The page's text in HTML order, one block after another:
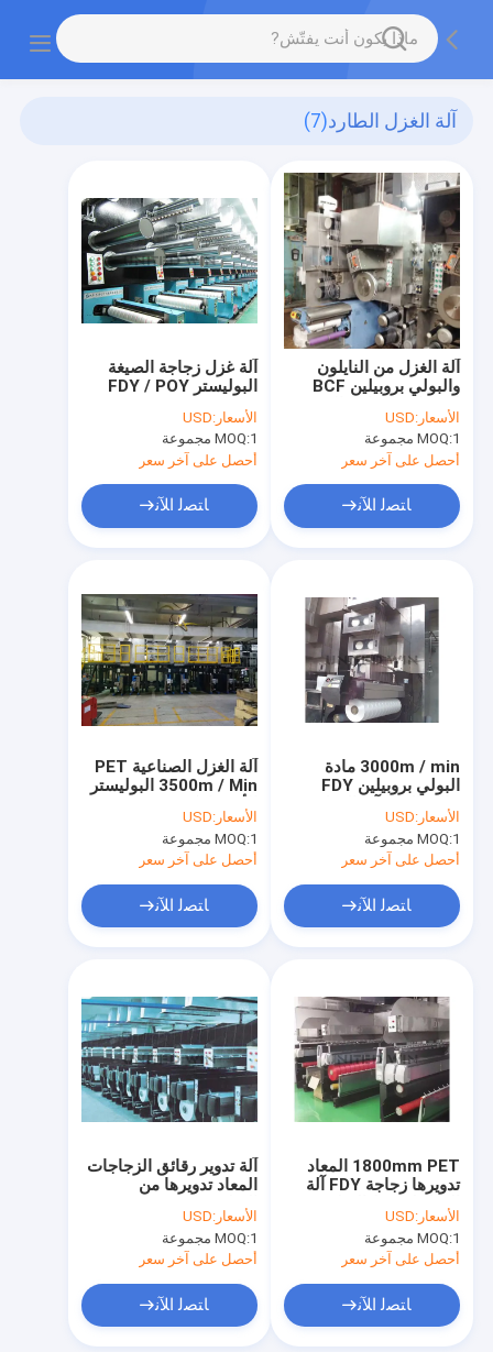
آلة الغزل الطارد(7)
آلة غزل زجاجة الصيغة
البوليستر FDY / POY
الأسعار:USD
MOQ:1 مجموعة
أحصل على آخر سعر
ﺎﺘﺼﻟ ﺍﻶﻧ
آلة الغزل من النايلون
والبولي بروبيلين BCF
للسجاد / شرائط الختم
الأسعار:USD
MOQ:1 مجموعة
أحصل على آخر سعر
ﺎﺘﺼﻟ ﺍﻶﻧ
آلة الغزل الصناعية PET
3500m / Min البوليستر
الأوتوماتيكي
الأسعار:USD
MOQ:1 مجموعة
أحصل على آخر سعر
ﺎﺘﺼﻟ ﺍﻶﻧ
3000m / min مادة
البولي بروبيلين FDY
عالية القوة آلة الغزل
الأسعار:USD
MOQ:1 مجموعة
أحصل على آخر سعر
ﺎﺘﺼﻟ ﺍﻶﻧ
آلة تدوير رقائق الزجاجات
المعاد تدويرها من
البوليستر POY / FDY
الأسعار:USD
MOQ:1 مجموعة
أحصل على آخر سعر
ﺎﺘﺼﻟ ﺍﻶﻧ
1800mm PET المعاد
تدويرها زجاجة FDY آلة
الغزل لخيوط البوليستر
الأسعار:USD
MOQ:1 مجموعة
أحصل على آخر سعر
ﺎﺘﺼﻟ ﺍﻶﻧ